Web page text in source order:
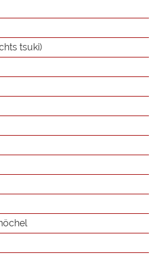
tsuki)